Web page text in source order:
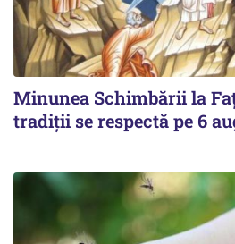
Minunea Schimbării la
tradiții se respectă pe 6